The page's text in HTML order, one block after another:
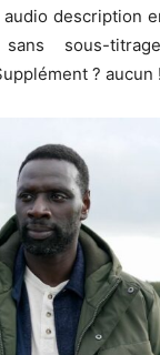
description
sous-
? aucun !